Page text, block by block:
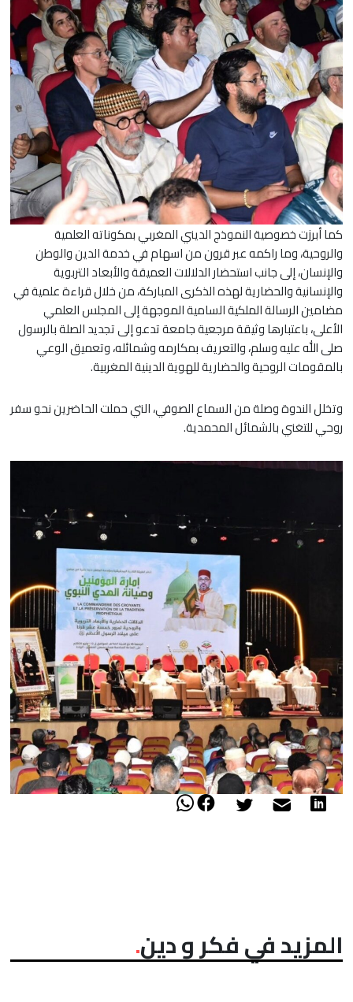
كما أبرزت خصوصية النموذج الديني المغربي بمكوناته العلمية
والروحية، وما راكمه عبر قرون من اسهام في خدمة الدين والوطن
والإنسان، إلى جانب استحضار الدلالات العميقة والأبعاد التربوية
والإنسانية والحضارية لهذه الذكرى المباركة، من خلال قراءة علمية في
مضامين الرسالة الملكية السامية الموجهة إلى المجلس العلمي
الأعلى، باعتبارها وثيقة مرجعية جامعة تدعو إلى تجديد الصلة بالرسول
صلى الله عليه وسلم، والتعريف بمكارمه وشمائله، وتعميق الوعي
بالمقومات الروحية والحضارية للهوية الدينية المغربية.
وتخلل الندوة وصلة من السماع الصوفي، التي حملت الحاضرين نحو سفر
روحي للتغني بالشمائل المحمدية.
المزيد في فكر و دين